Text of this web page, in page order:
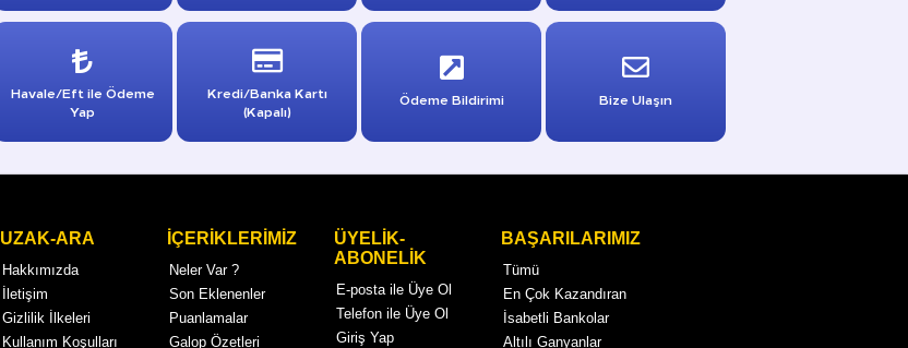
Havale/Eft ile Ödeme
Yap
Kredi/Banka Kartı
(Kapalı)
Ödeme Bildirimi Bize Ulaşın
UZAK-ARA
Hakkımızda
İletişim
Gizlilik İlkeleri
Kullanım Koşulları
İÇERİKLERİMİZ
Neler Var ?
Son Eklenenler
Puanlamalar
Galop Özetleri
ÜYELİK-
ABONELİK
E-posta ile Üye Ol
Telefon ile Üye Ol
Giriş Yap
BAŞARILARIMIZ
Tümü
En Çok Kazandıran
İsabetli Bankolar
Altılı Ganyanlar